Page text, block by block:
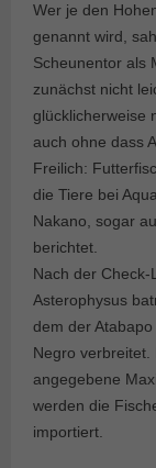
Wer je den
genannt wird,
Scheunentor als
zunächst nicht
glücklicherweise
auch ohne dass
Freilich:
die Tiere bei
Nakano, sogar
berichtet.
Nach der
Asterophysus
dem der
Negro verbreitet.
angegebene
werden die
importiert.